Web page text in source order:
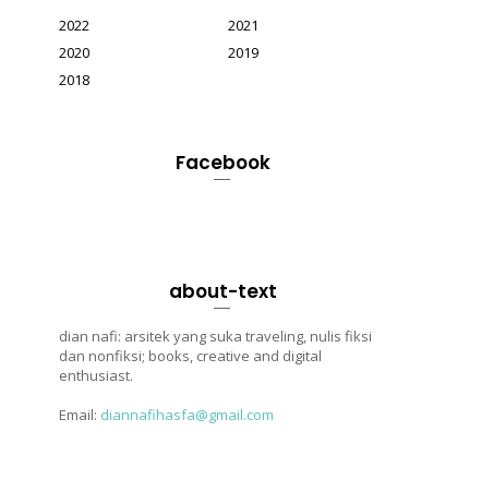
2022
2021
2020
2019
2018
Facebook
about-text
dian nafi: arsitek yang suka traveling, nulis fiksi
dan nonfiksi; books, creative and digital
enthusiast.
Email: diannafihasfa@gmail.com